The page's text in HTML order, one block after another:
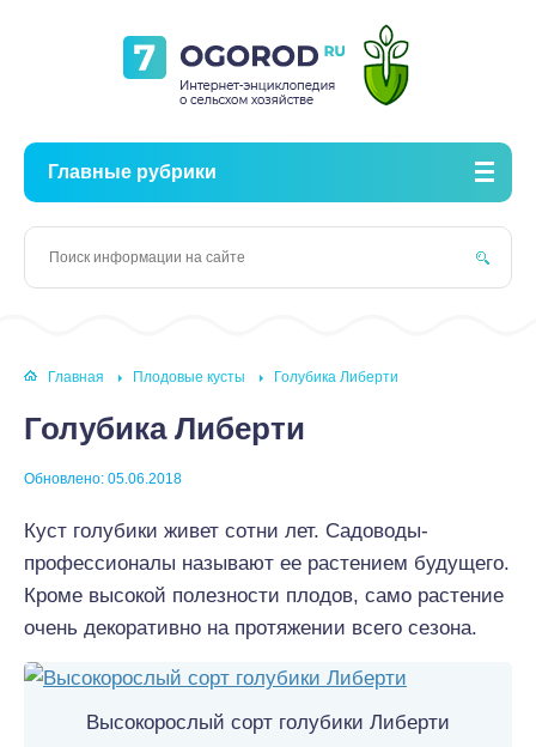
Главные рубрики
Главная Плодовые кусты Голубика Либерти
Голубика Либерти
Обновлено: 05.06.2018
Куст голубики живет сотни лет. Садоводы-
профессионалы называют ее растением будущего.
Кроме высокой полезности плодов, само растение
очень декоративно на протяжении всего сезона.
Высокорослый сорт голубики Либерти